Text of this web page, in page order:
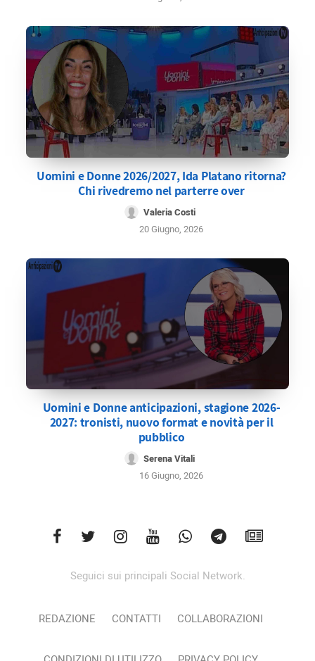
Uomini e Donne 2026/2027, Ida Platano ritorna?
Chi rivedremo nel parterre over
Valeria Costi
20 Giugno, 2026
Uomini e Donne anticipazioni, stagione 2026-
2027: tronisti, nuovo format e novità per il
pubblico
Serena Vitali
16 Giugno, 2026
Seguici sui principali Social Network.
REDAZIONE CONTATTI COLLABORAZIONI